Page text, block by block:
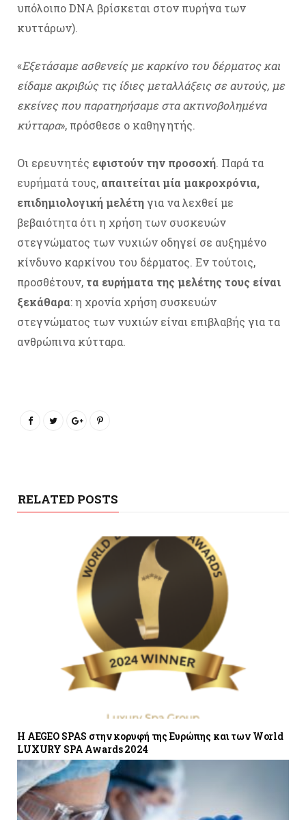
υπόλοιπο DNA βρίσκεται στον πυρήνα των
κυττάρων).
«Εξετάσαμε ασθενείς με καρκίνο του δέρματος και
είδαμε ακριβώς τις ίδιες μεταλλάξεις σε αυτούς, με
εκείνες που παρατηρήσαμε στα ακτινοβολημένα
κύτταρα», πρόσθεσε ο καθηγητής.
Οι ερευνητές εφιστούν την προσοχή. Παρά τα
ευρήματά τους, απαιτείται μία μακροχρόνια,
επιδημιολογική μελέτηγια να λεχθεί με
βεβαιότητα ότι η χρήση των συσκευών
στεγνώματος των νυχιών οδηγεί σε αυξημένο
κίνδυνο καρκίνου του δέρματος. Εν τούτοις,
προσθέτουν, τα ευρήματα της μελέτης τους είναι
ξεκάθαρα: η χρονία χρήση συσκευών
στεγνώματος των νυχιών είναι επιβλαβής για τα
ανθρώπινα κύτταρα.
RELATED POSTS
H AEGEO SPAS στην κορυφή της Ευρώπης και των World
LUXURY SPA Awards 2024